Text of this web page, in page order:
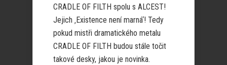
CRADLE OF FILTH spolu s ALCEST!
Jejich ‚Existence není marná‘! Tedy
pokud mistři dramatického metalu
CRADLE OF FILTH budou stále točit
takové desky, jakou je novinka.